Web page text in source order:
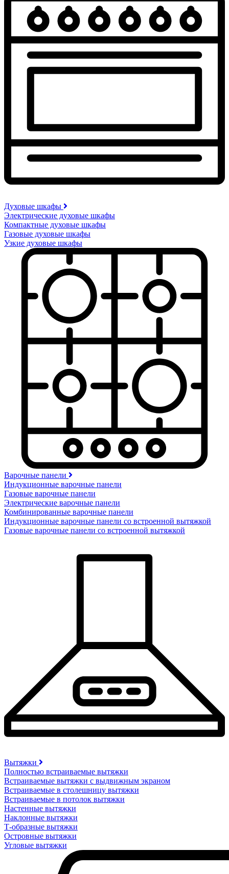
Духовые шкафы
Электрические духовые шкафы
Компактные духовые шкафы
Газовые духовые шкафы
Узкие духовые шкафы
Варочные панели
Индукционные варочные панели
Газовые варочные панели
Электрические варочные панели
Комбинированные варочные панели
Индукционные варочные панели со встроенной вытяжкой
Газовые варочные панели со встроенной вытяжкой
Вытяжки
Полностью встраиваемые вытяжки
Встраиваемые вытяжки с выдвижным экраном
Встраиваемые в столешницу вытяжки
Встраиваемые в потолок вытяжки
Настенные вытяжки
Наклонные вытяжки
Т-образные вытяжки
Островные вытяжки
Угловые вытяжки